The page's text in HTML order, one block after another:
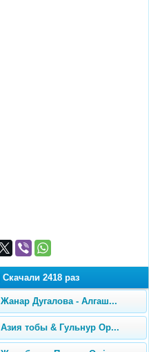
Скачали 2418 раз
Жанар Дугалова - Алгаш...
Азия тобы & Гульнур Ор...